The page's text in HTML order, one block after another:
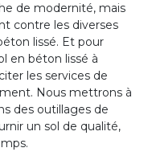
de modernité, mais
contre les diverses
lissé. Et pour
en béton lissé à
les services de
Nous mettrons à
des outillages de
un sol de qualité,